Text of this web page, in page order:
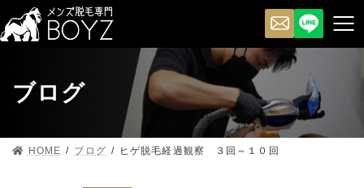
ブログ
HOME ブログ ヒゲ脱毛経過観察 ３回～１０回